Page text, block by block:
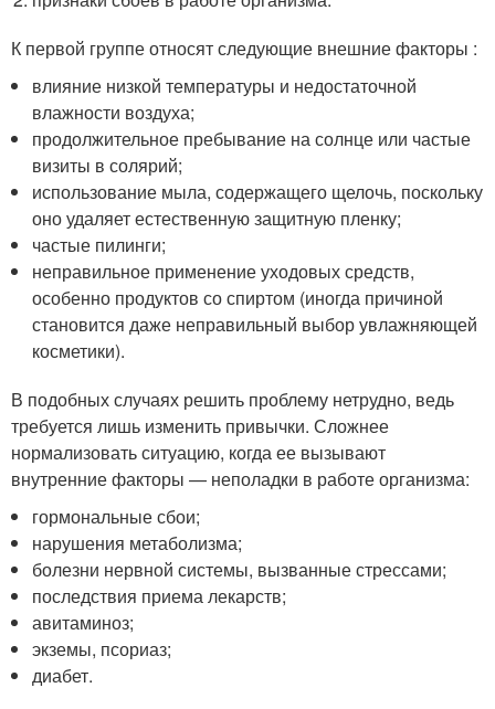
К первой группе относят следующие внешние факторы :
влияние низкой температуры и недостаточной
влажности воздуха;
продолжительное пребывание на солнце или частые
визиты в солярий;
использование мыла, содержащего щелочь, поскольку
оно удаляет естественную защитную пленку;
частые пилинги;
неправильное применение уходовых средств,
особенно продуктов со спиртом (иногда причиной
становится даже неправильный выбор увлажняющей
косметики).
В подобных случаях решить проблему нетрудно, ведь
требуется лишь изменить привычки. Сложнее
нормализовать ситуацию, когда ее вызывают
внутренние факторы — неполадки в работе организма:
гормональные сбои;
нарушения метаболизма;
болезни нервной системы, вызванные стрессами;
последствия приема лекарств;
авитаминоз;
экземы, псориаз;
диабет.